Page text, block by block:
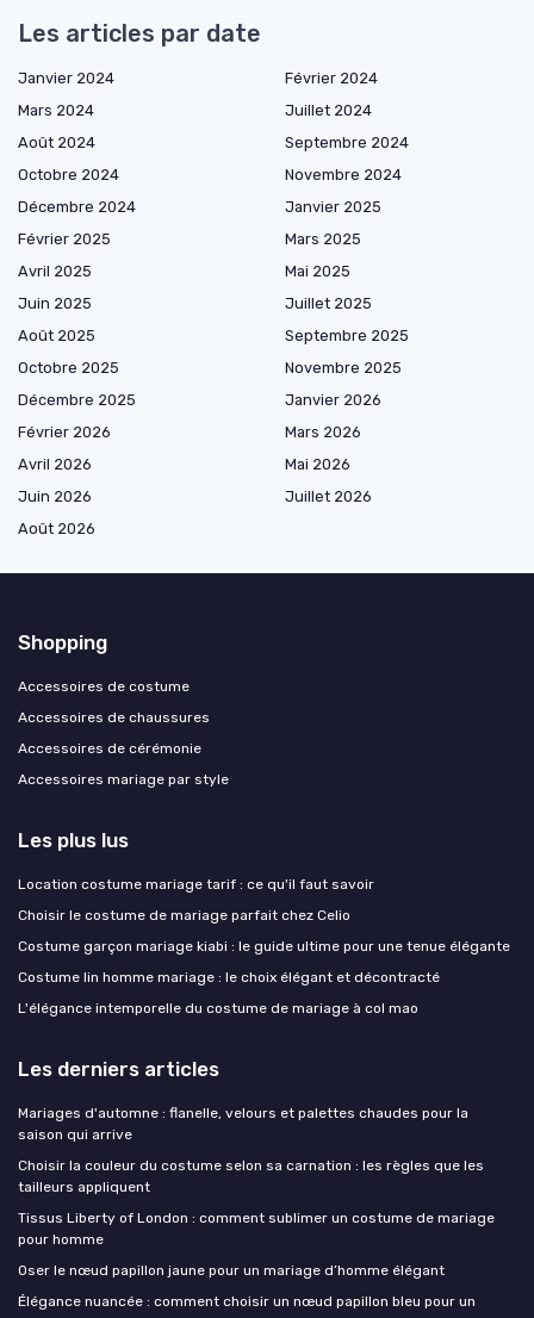
Les articles par date
Janvier 2024
Février 2024
Mars 2024
Juillet 2024
Août 2024
Septembre 2024
Octobre 2024
Novembre 2024
Décembre 2024
Janvier 2025
Février 2025
Mars 2025
Avril 2025
Mai 2025
Juin 2025
Juillet 2025
Août 2025
Septembre 2025
Octobre 2025
Novembre 2025
Décembre 2025
Janvier 2026
Février 2026
Mars 2026
Avril 2026
Mai 2026
Juin 2026
Juillet 2026
Août 2026
Shopping
Accessoires de costume
Accessoires de chaussures
Accessoires de cérémonie
Accessoires mariage par style
Les plus lus
Location costume mariage tarif : ce qu'il faut savoir
Choisir le costume de mariage parfait chez Celio
Costume garçon mariage kiabi : le guide ultime pour une tenue élégante
Costume lin homme mariage : le choix élégant et décontracté
L'élégance intemporelle du costume de mariage à col mao
Les derniers articles
Mariages d'automne : flanelle, velours et palettes chaudes pour la
saison qui arrive
Choisir la couleur du costume selon sa carnation : les règles que les
tailleurs appliquent
Tissus Liberty of London : comment sublimer un costume de mariage
pour homme
Oser le nœud papillon jaune pour un mariage d’homme élégant
Élégance nuancée : comment choisir un nœud papillon bleu pour un